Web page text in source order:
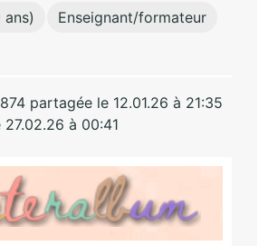
Enseignant/formateur
partagée le 12.01.26 à 21:35
à 00:41